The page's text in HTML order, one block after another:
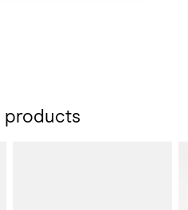
products